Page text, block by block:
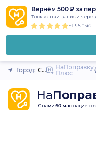
Вернём 500 ₽ за
Только при записи
~13.5 тыс.
Город: Санкт-Петербург
НаПоправку
Плюс